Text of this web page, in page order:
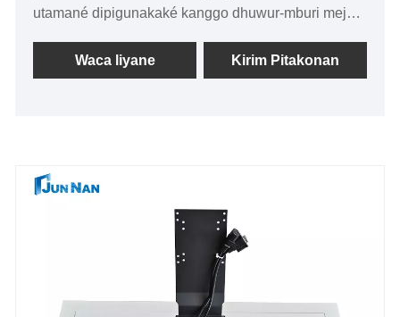
utamané dipigunakaké kanggo dhuwur-mburi meja
pamaréntah, bank sawetara peralatan pitakonan
informasi umum, etc. ngawasi sistem konferensi
operasi sing stabil lan terus-terusan ing lingkungan
kerja atos.monitor sistem konferensi angkat iku
sawijining kabeh-aluminium Kapadhetan dhuwur
saka alloy desain shell, molding Nihan bledug
terintegrasi kanggo nambah Kapadhetan dhuwur.
area boros panas kanggo nyepetake kacepetan
boros panas kanggo mesthekake operasi dawa
Waca liyane Kirim Pitakonan